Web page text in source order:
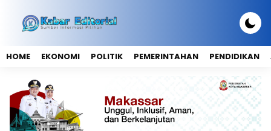
HOME EKONOMI POLITIK PEMERINTAHAN PENDIDIKAN